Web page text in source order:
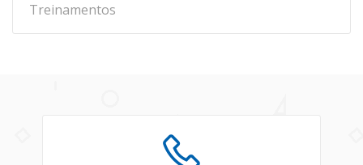
Treinamentos